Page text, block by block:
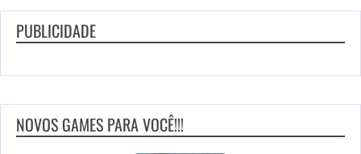
PUBLICIDADE
NOVOS GAMES PARA VOCÊ!!!